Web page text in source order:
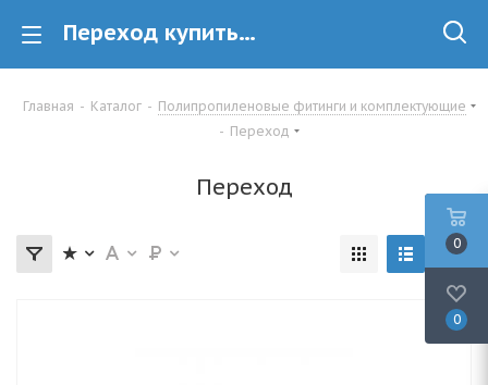
Переход купить в Минске
Главная - Каталог - Полипропиленовые фитинги и комплектующие
- Переход
Переход
0
0